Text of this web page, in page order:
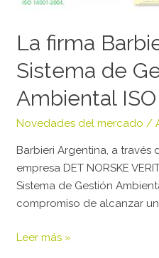
La firma
Sistema de
Ambiental
Novedades del mercado /
Barbieri Argentina, a través
empresa DET NORSKE
Sistema de Gestión
compromiso de alcanzar
ISO
Leer más »